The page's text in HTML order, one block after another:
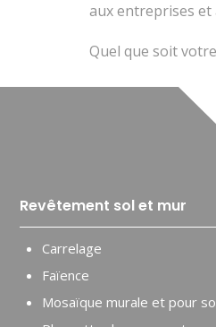
aux entreprises et
Quel que soit
Revêtement sol et mur
Carrelage
Faïence
Mosaïque murale et pour